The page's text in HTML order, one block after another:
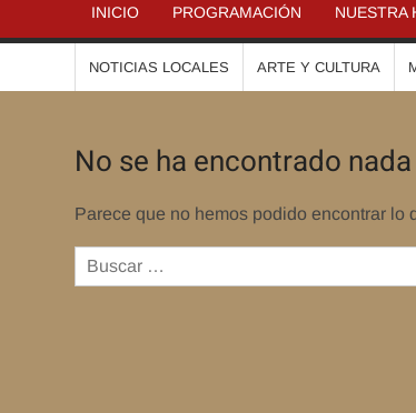
INICIO PROGRAMACIÓN NUESTRA
NOTICIAS LOCALES ARTE Y CULTURA
No se ha encontrado nada
Parece que no hemos podido encontrar